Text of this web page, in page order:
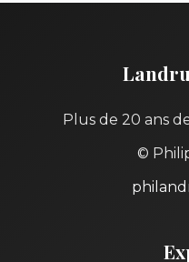
Plus de 20 ans
©